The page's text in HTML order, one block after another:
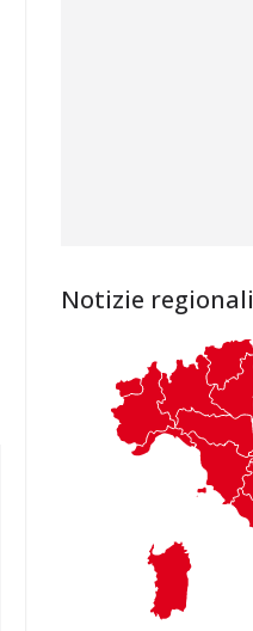
Notizie regionali